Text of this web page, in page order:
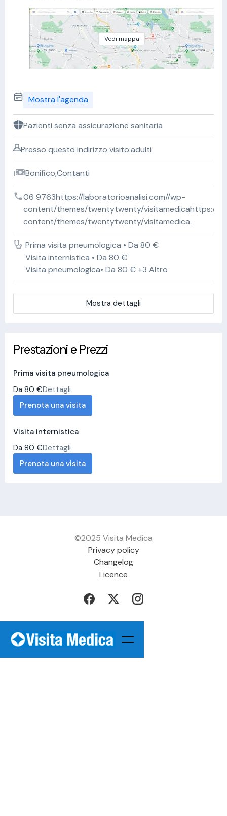
Vedi mappa
Mostra l'agenda
Pazienti senza assicurazione sanitaria
Presso questo indirizzo visito:adulti
Bonifico,Contanti
06 9763https://laboratorioanalisi.com//wp-
content/themes/twentytwenty/visitamedicahttps://
content/themes/twentytwenty/visitamedica.
Prima visita pneumologica • Da 80 €
Visita internistica • Da 80 €
Visita pneumologica• Da 80 € +3 Altro
Mostra dettagli
Prestazioni e Prezzi
Prima visita pneumologica
Da 80 €Dettagli
Prenota una visita
Visita internistica
Da 80 €Dettagli
Prenota una visita
©2025 Visita Medica
Privacy policy
Changelog
Licence